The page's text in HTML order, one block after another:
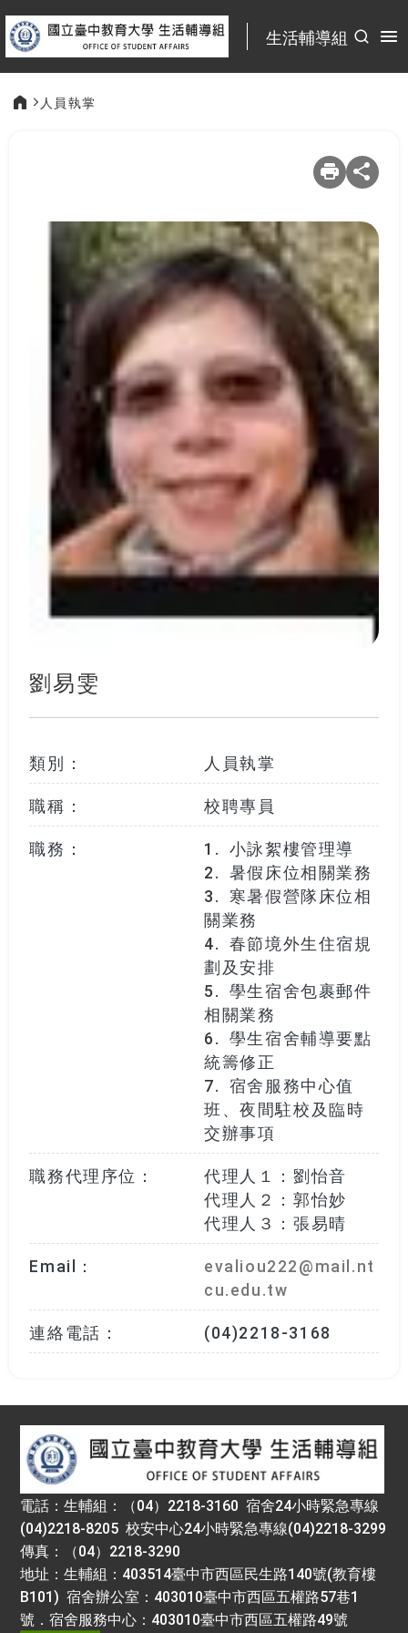
生活輔導組
人員執掌
劉易雯
類別： 人員執掌
職稱： 校聘專員
職務：
1. 小詠絮樓管理導
2. 暑假床位相關業務
3. 寒暑假營隊床位相
關業務
4. 春節境外生住宿規
劃及安排
5. 學生宿舍包裹郵件
相關業務
6. 學生宿舍輔導要點
統籌修正
7. 宿舍服務中心值
班、夜間駐校及臨時
交辦事項
職務代理序位：
代理人１：劉怡音
代理人２：郭怡妙
代理人３：張易晴
Email：
evaliou222@mail.nt
cu.edu.tw
連絡電話： (04)2218-3168
電話：生輔組：（04）2218-3160 宿舍24小時緊急專線
(04)2218-8205 校安中心24小時緊急專線(04)2218-3299
傳真：（04）2218-3290
地址：生輔組：403514臺中市西區民生路140號(教育樓
B101) 宿舍辦公室：403010臺中市西區五權路57巷1
號．宿舍服務中心：403010臺中市西區五權路49號